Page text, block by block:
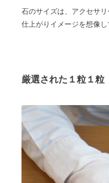
石のサイズは、アクセサリ
仕上がりイメージを想像し
厳選された１粒１粒